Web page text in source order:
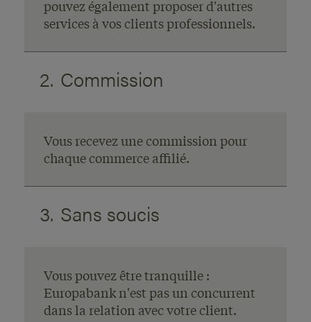
pouvez également proposer d'autres
services à vos clients professionnels.
2. Commission
Vous recevez une commission pour
chaque commerce affilié.
3. Sans soucis
Vous pouvez être tranquille :
Europabank n'est pas un concurrent
dans la relation avec votre client.